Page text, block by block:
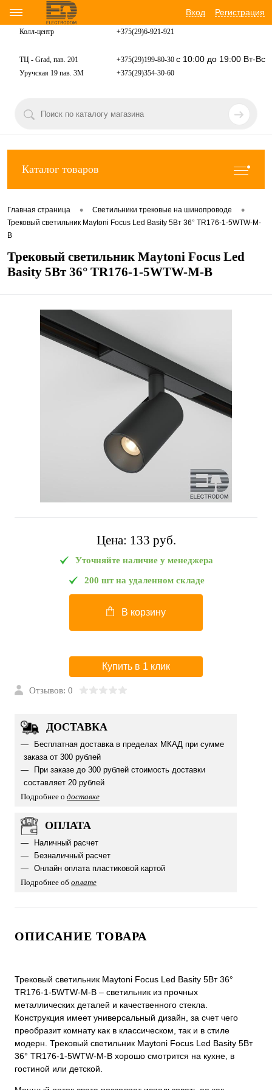
Вход Регистрация
Колл-центр +375(29)6-921-921
ТЦ - Grad, пав. 201 +375(29)199-80-30 с 10:00 до 19:00 Вт-Вс
Уручская 19 пав. 3М +375(29)354-30-60
Каталог товаров
Главная страница • Светильники трековые на шинопроводе •
Трековый светильник Maytoni Focus Led Basity 5Вт 36° TR176-1-5WTW-M-
B
Трековый светильник Maytoni Focus Led
Basity 5Вт 36° TR176-1-5WTW-M-B
Цена: 133 pуб.
Уточняйте наличие у менеджера
200 шт на удаленном складе
В корзину
Купить в 1 клик
Отзывов: 0
ДОСТАВКА
Бесплатная доставка в пределах МКАД при сумме
заказа от 300 рублей
При заказе до 300 рублей стоимость доставки
составляет 20 рублей
Подробнее о доставке
ОПЛАТА
Наличный расчет
Безналичный расчет
Онлайн оплата пластиковой картой
Подробнее об оплате
ОПИСАНИЕ ТОВАРА
Трековый светильник Maytoni Focus Led Basity 5Вт 36°
TR176-1-5WTW-M-B – светильник из прочных
металлических деталей и качественного стекла.
Конструкция имеет универсальный дизайн, за счет чего
преобразит комнату как в классическом, так и в стиле
модерн. Трековый светильник Maytoni Focus Led Basity 5Вт
36° TR176-1-5WTW-M-B хорошо смотрится на кухне, в
гостиной или детской.